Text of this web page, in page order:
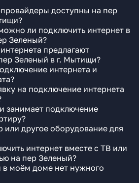
доступны на пер
ли подключить интернет в
Зеленый?
предлагают
Зеленый в г. Мытищи?
интернета и
на подключение интернета
занимает подключение
или другое оборудование для
интернет вместе с ТВ или
на пер Зеленый?
в моём доме нет нужного